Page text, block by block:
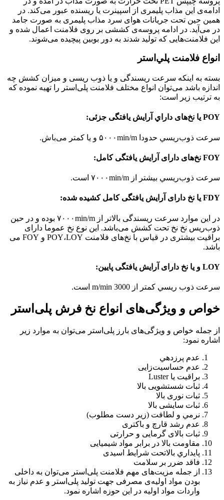
ادامه‌ی این مذاب پلیمری از اسپینرت یا ریسنده عبور می‌کند. در
همین حین تحت جریانات هوای سرد مذاب پلیمری به صورت جامد
در می‌آید. در ادامه پروسه‌ی کششی بر روی فلامنت اعمال شده و
این فلامنت‌هایی که تولید شدند به دور بوبین پیچیده می‌شوند.
انواع فلامنت پلي‌استر
بسته به اینکه سرعت ریسندگی و یا ذوب ریسی و میزان کشش چه
اندازه باشد می‌توان انواع مختلف فلامنت پلی‌استر را تهیه نموده که
به ترتیب زیر است:
POY يا نخ‌های داراي آرايش يافتگی جزئی:
سرعت ذوب‌ريسي حدودا ۵۰۰۰min/m و يا كمتر می‌باش.
FOY نخ‌های دارای آرايش يافتگی كامل:
سرعت ذوب‌ريسي بيشتر از ۷۰۰۰min/m است.
FDY یا نخ دارای آرایش یافتگی کامل کشیده شده:
در این موارد سرعت ریسندگی بالاتر از ۷۰۰۰min/m بوده و در حین
ذوب‌ریس نخ نخ تحت کشش می‌باشد. این نوع نخ عموما دارای
براقیت بیشتری در قیاس با نخ‌های فلامنت POY،LOY و FOY می
باشد.
LOY و يا نخ دارای آرايش يافتگی پایين:
سرعت ذوب ريسي كمتر از m/min 3000 است.
خواص و ويژگی‌های انواع نخ فرش پلی‌استر
از جمله خواص و ويژگی‌های بارز پلی‌استر می‌توان به موارد زير
اشاره نمود:
عدم پرزدهي
عدم حساسيت‌زايی
براقیت يا Luster
ثبات شستشويی بالا
ثبات نوری بالا
ثبات سايشی بالا
نرمي و لطافت (زير دست مطلوب)
عدم رشد قارچ و باكتری
ثبات بالای گرمايی و حرارتی
مقاومت بالا در برابر مواد شيميایی
پايداري بالاتحت شرايط اسيدی
فاقد ضرر بر سلامت
از جمله مزیت‌های مهم فلامنت پلی‌استر می‌توان به داخلی
بودن مواد اولیه‌ی مصرفی جهت تولید پلی‌استر و عدم نیاز به
واردات مواد اولیه در این حوزه اشاره نمود.